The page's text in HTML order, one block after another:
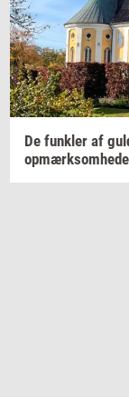
De funk­ler af